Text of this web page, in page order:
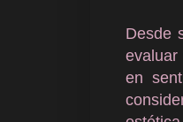
Desde
en